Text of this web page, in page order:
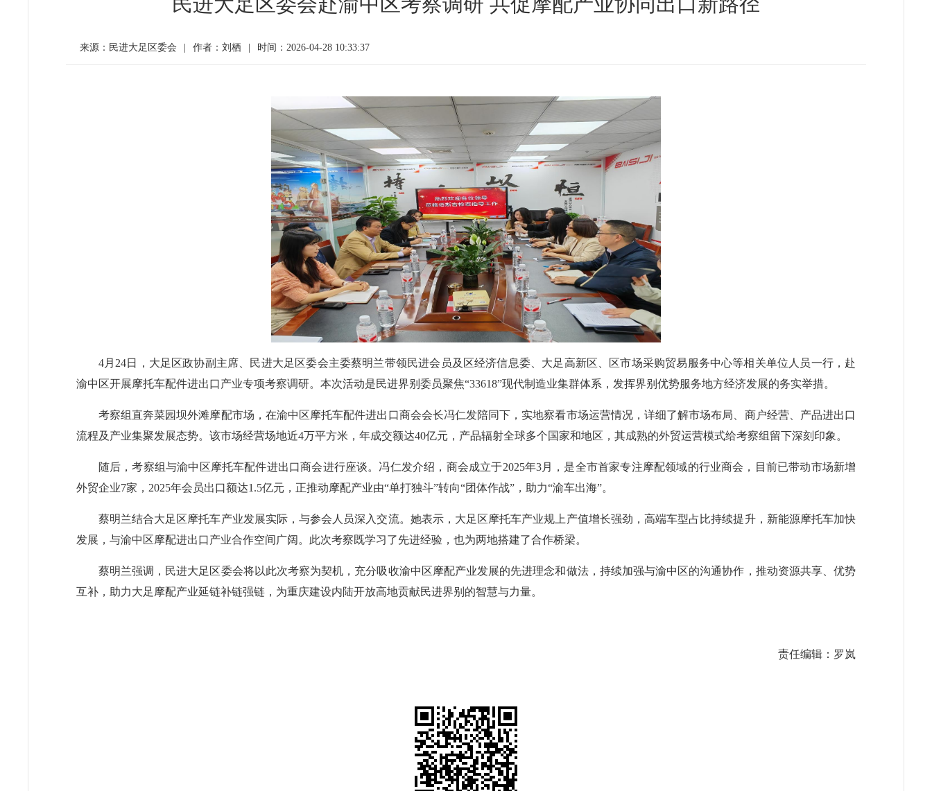
来源：民进大足区委会 作者：刘栖 时间：2026-04-28 10:33:37
4月24日，大足区政协副主席、民进大足区委会主委蔡明兰带领民进会员及区经济信息委、大足高新区、区市场采购贸易服务中心等相关单位人员一行，赴
渝中区开展摩托车配件进出口产业专项考察调研。本次活动是民进界别委员聚焦“33618”现代制造业集群体系，发挥界别优势服务地方经济发展的务实举措。
考察组直奔菜园坝外滩摩配市场，在渝中区摩托车配件进出口商会会长冯仁发陪同下，实地察看市场运营情况，详细了解市场布局、商户经营、产品进出口
流程及产业集聚发展态势。该市场经营场地近4万平方米，年成交额达40亿元，产品辐射全球多个国家和地区，其成熟的外贸运营模式给考察组留下深刻印象。
随后，考察组与渝中区摩托车配件进出口商会进行座谈。冯仁发介绍，商会成立于2025年3月，是全市首家专注摩配领域的行业商会，目前已带动市场新增
外贸企业7家，2025年会员出口额达1.5亿元，正推动摩配产业由“单打独斗”转向“团体作战”，助力“渝车出海”。
蔡明兰结合大足区摩托车产业发展实际，与参会人员深入交流。她表示，大足区摩托车产业规上产值增长强劲，高端车型占比持续提升，新能源摩托车加快
发展，与渝中区摩配进出口产业合作空间广阔。此次考察既学习了先进经验，也为两地搭建了合作桥梁。
蔡明兰强调，民进大足区委会将以此次考察为契机，充分吸收渝中区摩配产业发展的先进理念和做法，持续加强与渝中区的沟通协作，推动资源共享、优势
互补，助力大足摩配产业延链补链强链，为重庆建设内陆开放高地贡献民进界别的智慧与力量。
责任编辑：罗岚